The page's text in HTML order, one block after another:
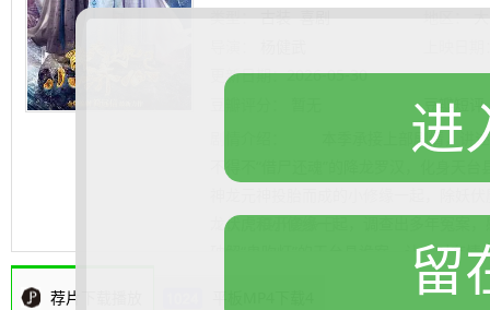
更新日期：2026-05-30
豆瓣短评
本季承接上部剧情，讲述
不得不“借尸还魂”的降龙罗汉，化身天
龙伏虎和小修缘一起，调查出多年冤案
破解“鬼吹灯”的天台县诡案，让一对有情
.......... 展开更多
荐片下载播放
进
留